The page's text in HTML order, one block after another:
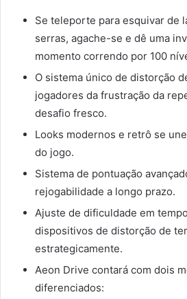
Se teleporte para esquivar de
serras, agache-se e dê uma
momento correndo por 100
O sistema único de distorção
jogadores da frustração da
desafio fresco.
Looks modernos e retrô se
do jogo.
Sistema de pontuação
rejogabilidade a longo prazo.
Ajuste de dificuldade em
dispositivos de distorção de
estrategicamente.
Aeon Drive contará com dois
diferenciados: